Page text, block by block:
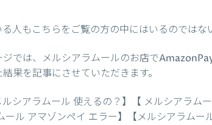
人もこちらをご覧の方の中にはいるのではな
ジでは、メルシアラムールのお店で
果を記事にさせていただきます。
ルシアラムール 使えるの？】【 メルシアラ
ール アマゾンペイ エラー】【メルシアラム